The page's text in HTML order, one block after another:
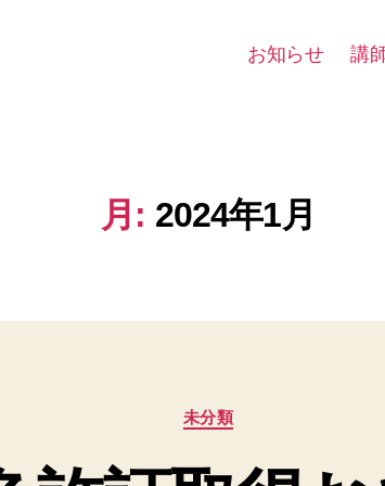
お知らせ 講
月: 2024年1月
カ
テ
リ
未分類